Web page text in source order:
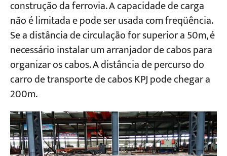
construção da ferrovia. A capacidade de carga
não é limitada e pode ser usada com freqüência.
Se a distância de circulação for superior a 50m, é
necessário instalar um arranjador de cabos para
organizar os cabos. A distância de percurso do
carro de transporte de cabos KPJ pode chegar a
200m.